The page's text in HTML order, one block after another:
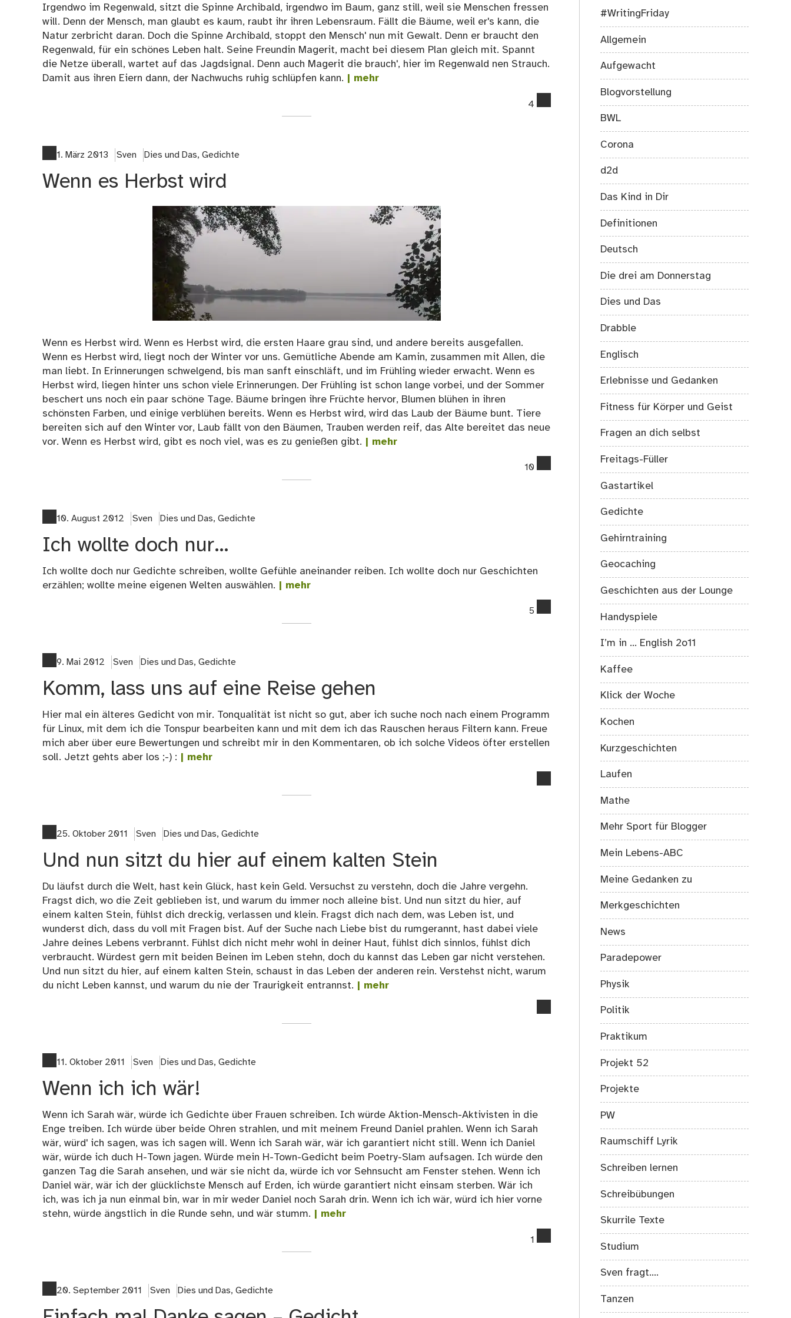
Irgendwo im Regenwald, sitzt die Spinne Archibald, irgendwo im Baum, ganz still, weil sie Menschen fressen
will. Denn der Mensch, man glaubt es kaum, raubt ihr ihren Lebensraum. Fällt die Bäume, weil er's kann, die
Natur zerbricht daran. Doch die Spinne Archibald, stoppt den Mensch' nun mit Gewalt. Denn er braucht den
Regenwald, für ein schönes Leben halt. Seine Freundin Magerit, macht bei diesem Plan gleich mit. Spannt
die Netze überall, wartet auf das Jagdsignal. Denn auch Magerit die brauch', hier im Regenwald nen Strauch.
Damit aus ihren Eiern dann, der Nachwuchs ruhig schlüpfen kann. | mehr
4
1. März 2013 Sven Dies und Das,Gedichte
Wenn es Herbst wird
Wenn es Herbst wird. Wenn es Herbst wird, die ersten Haare grau sind, und andere bereits ausgefallen.
Wenn es Herbst wird, liegt noch der Winter vor uns. Gemütliche Abende am Kamin, zusammen mit Allen, die
man liebt. In Erinnerungen schwelgend, bis man sanft einschläft, und im Frühling wieder erwacht. Wenn es
Herbst wird, liegen hinter uns schon viele Erinnerungen. Der Frühling ist schon lange vorbei, und der Sommer
beschert uns noch ein paar schöne Tage. Bäume bringen ihre Früchte hervor, Blumen blühen in ihren
schönsten Farben, und einige verblühen bereits. Wenn es Herbst wird, wird das Laub der Bäume bunt. Tiere
bereiten sich auf den Winter vor, Laub fällt von den Bäumen, Trauben werden reif, das Alte bereitet das neue
vor. Wenn es Herbst wird, gibt es noch viel, was es zu genießen gibt. | mehr
10
10. August 2012 Sven Dies und Das,Gedichte
Ich wollte doch nur…
Ich wollte doch nur Gedichte schreiben, wollte Gefühle aneinander reiben. Ich wollte doch nur Geschichten
erzählen; wollte meine eigenen Welten auswählen. | mehr
5
9. Mai 2012 Sven Dies und Das,Gedichte
Komm, lass uns auf eine Reise gehen
Hier mal ein älteres Gedicht von mir. Tonqualität ist nicht so gut, aber ich suche noch nach einem Programm
für Linux, mit dem ich die Tonspur bearbeiten kann und mit dem ich das Rauschen heraus Filtern kann. Freue
mich aber über eure Bewertungen und schreibt mir in den Kommentaren, ob ich solche Videos öfter erstellen
soll. Jetzt gehts aber los ;-) : | mehr
25. Oktober 2011 Sven Dies und Das,Gedichte
Und nun sitzt du hier auf einem kalten Stein
Du läufst durch die Welt, hast kein Glück, hast kein Geld. Versuchst zu verstehn, doch die Jahre vergehn.
Fragst dich, wo die Zeit geblieben ist, und warum du immer noch alleine bist. Und nun sitzt du hier, auf
einem kalten Stein, fühlst dich dreckig, verlassen und klein. Fragst dich nach dem, was Leben ist, und
wunderst dich, dass du voll mit Fragen bist. Auf der Suche nach Liebe bist du rumgerannt, hast dabei viele
Jahre deines Lebens verbrannt. Fühlst dich nicht mehr wohl in deiner Haut, fühlst dich sinnlos, fühlst dich
verbraucht. Würdest gern mit beiden Beinen im Leben stehn, doch du kannst das Leben gar nicht verstehen.
Und nun sitzt du hier, auf einem kalten Stein, schaust in das Leben der anderen rein. Verstehst nicht, warum
du nicht Leben kannst, und warum du nie der Traurigkeit entrannst. | mehr
11. Oktober 2011 Sven Dies und Das,Gedichte
Wenn ich ich wär!
Wenn ich Sarah wär, würde ich Gedichte über Frauen schreiben. Ich würde Aktion-Mensch-Aktivisten in die
Enge treiben. Ich würde über beide Ohren strahlen, und mit meinem Freund Daniel prahlen. Wenn ich Sarah
wär, würd' ich sagen, was ich sagen will. Wenn ich Sarah wär, wär ich garantiert nicht still. Wenn ich Daniel
wär, würde ich duch H-Town jagen. Würde mein H-Town-Gedicht beim Poetry-Slam aufsagen. Ich würde den
ganzen Tag die Sarah ansehen, und wär sie nicht da, würde ich vor Sehnsucht am Fenster stehen. Wenn ich
Daniel wär, wär ich der glücklichste Mensch auf Erden, ich würde garantiert nicht einsam sterben. Wär ich
ich, was ich ja nun einmal bin, war in mir weder Daniel noch Sarah drin. Wenn ich ich wär, würd ich hier vorne
stehn, würde ängstlich in die Runde sehn, und wär stumm. | mehr
1
20. September 2011 Sven Dies und Das,Gedichte
#WritingFriday
Allgemein
Aufgewacht
Blogvorstellung
BWL
Corona
d2d
Das Kind in Dir
Definitionen
Deutsch
Die drei am Donnerstag
Dies und Das
Drabble
Englisch
Erlebnisse und Gedanken
Fitness für Körper und Geist
Fragen an dich selbst
Freitags-Füller
Gastartikel
Gedichte
Gehirntraining
Geocaching
Geschichten aus der Lounge
Handyspiele
I’m in … English 2o11
Kaffee
Klick der Woche
Kochen
Kurzgeschichten
Laufen
Mathe
Mehr Sport für Blogger
Mein Lebens-ABC
Meine Gedanken zu
Merkgeschichten
News
Paradepower
Physik
Politik
Praktikum
Projekt 52
Projekte
PW
Raumschiff Lyrik
Schreiben lernen
Schreibübungen
Skurrile Texte
Studium
Sven fragt….
Tanzen